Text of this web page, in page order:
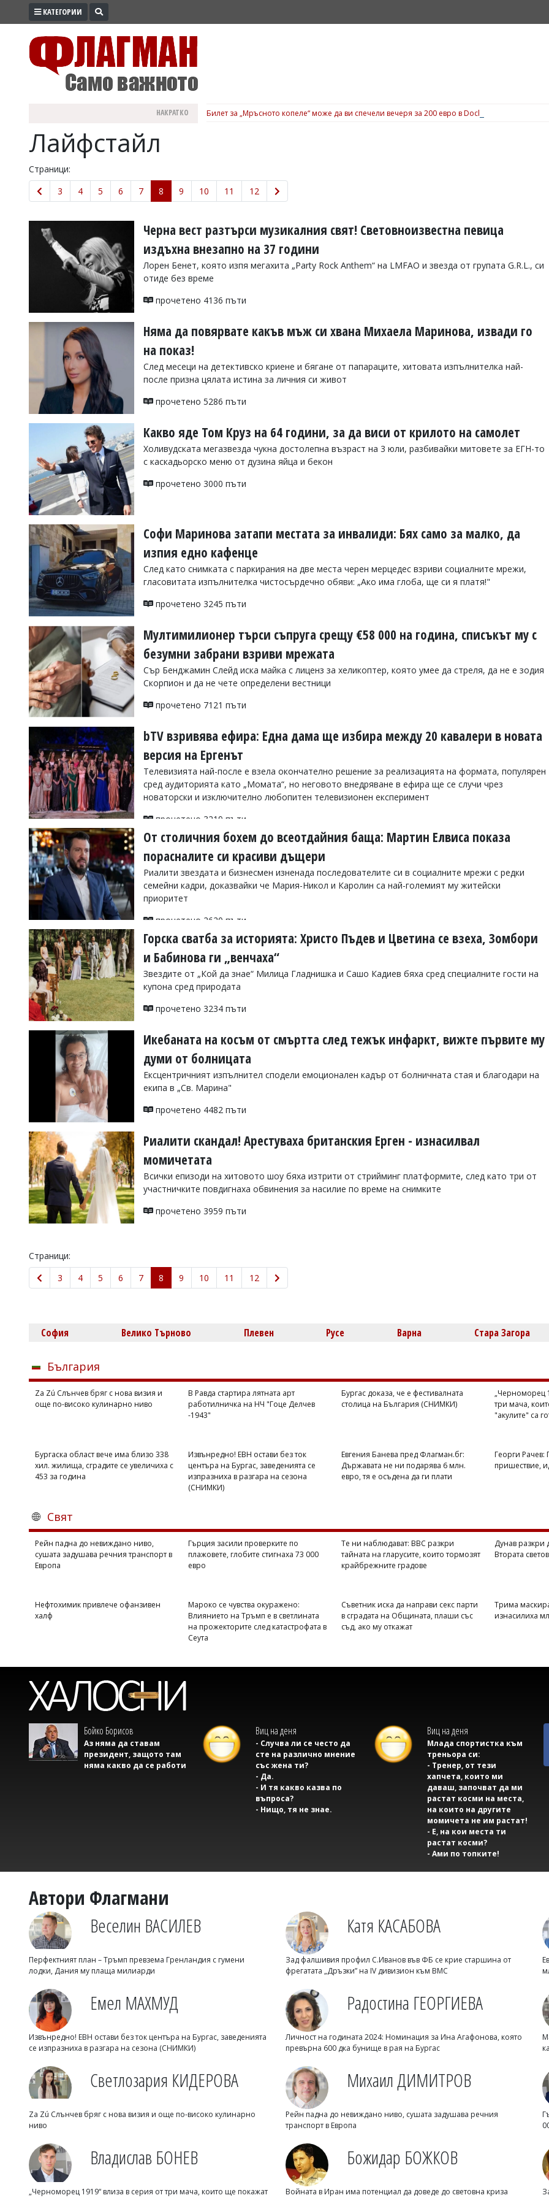
ПРОМО
КУЛТУРА
ЗДРАВЕ
ПОЛИТИКА
ОБЩИНИ
ОБЩЕСТВО
ЛАЙФСТАЙЛ
РАЗСЛЕДВАНЕ
Управители:
k.kassabova@flagman.bg
Главен
редактор:
Колев,
office@flagman.bg
Коментарите
статиите
въвеждат
читателите
редакцията
отговорност
откриете
коментар,
сигнализирайте
КАТЕГОРИИ
НАКРАТКО Билет за „Мръсното копеле“ може да ви спечели вечеря за 200 евро в Dock 5, вижте
Лайфстайл
Страници:
3
4 5 6 7 8 9 10 11 12
Черна вест разтърси музикалния свят! Световноизвестна певица
издъхна внезапно на 37 години
Лорен Бенет, която изпя мегахита „Party Rock Anthem“ на LMFAO и звезда от групата G.R.L., си
отиде без време
прочетено 4136 пъти
Няма да повярвате какъв мъж си хвана Михаела Маринова, извади го
на показ!
След месеци на детективско криене и бягане от папараците, хитовата изпълнителка най-
после призна цялата истина за личния си живот
прочетено 5286 пъти
Какво яде Том Круз на 64 години, за да виси от крилото на самолет
Холивудската мегазвезда чукна достолепна възраст на 3 юли, разбивайки митовете за ЕГН-то
с каскадьорско меню от дузина яйца и бекон
прочетено 3000 пъти
Софи Маринова затапи местата за инвалиди: Бях само за малко, да
изпия едно кафенце
След като снимката с паркирания на две места черен мерцедес взриви социалните мрежи,
гласовитата изпълнителка чистосърдечно обяви: „Ако има глоба, ще си я платя!"
прочетено 3245 пъти
Мултимилионер търси съпруга срещу €58 000 на година, списъкът му с
безумни забрани взриви мрежата
Сър Бенджамин Слейд иска майка с лиценз за хеликоптер, която умее да стреля, да не е зодия
Скорпион и да не чете определени вестници
прочетено 7121 пъти
bTV взривява ефира: Една дама ще избира между 20 кавалери в новата
версия на Ергенът
Телевизията най-после е взела окончателно решение за реализацията на формата, популярен
сред аудиторията като „Момата“, но неговото внедряване в ефира ще се случи чрез
новаторски и изключително любопитен телевизионен експеримент
прочетено 3219 пъти
От столичния бохем до всеотдайния баща: Мартин Елвиса показа
порасналите си красиви дъщери
Риалити звездата и бизнесмен изненада последователите си в социалните мрежи с редки
семейни кадри, доказвайки че Мария-Никол и Каролин са най-големият му житейски
приоритет
прочетено 2620 пъти
Горска сватба за историята: Христо Пъдев и Цветина се взеха, Зомбори
и Бабинова ги „венчаха“
Звездите от „Кой да знае“ Милица Гладнишка и Сашо Кадиев бяха сред специалните гости на
купона сред природата
прочетено 3234 пъти
Икебаната на косъм от смъртта след тежък инфаркт, вижте първите му
думи от болницата
Ексцентричният изпълнител сподели емоционален кадър от болничната стая и благодари на
екипа в „Св. Марина"
прочетено 4482 пъти
Риалити скандал! Арестуваха британския Ерген - изнасилвал
момичетата
Всички епизоди на хитовото шоу бяха изтрити от стрийминг платформите, след като три от
участничките повдигнаха обвинения за насилие по време на снимките
прочетено 3959 пъти
Страници:
3
4 5 6 7 8 9 10 11 12
София Велико Търново Плевен Русе Варна Стара Загора
България
Za Zú Слънчев бряг с нова визия и
още по-високо кулинарно ниво
В Равда стартира лятната арт
работилничка на НЧ "Гоце Делчев
-1943"
Бургас доказа, че е фестивалната
столица на България (СНИМКИ)
„Черноморец
три мача,
"акулите" са
Бургаска област вече има близо 338
хил. жилища, сградите се увеличиха с
453 за година
Извънредно! ЕВН остави без ток
центъра на Бургас, заведенията се
изпразниха в разгара на сезона
(СНИМКИ)
Евгения Банева пред Флагман.бг:
Държавата не ни подарява 6 млн.
евро, тя е осъдена да ги плати
Георги
пришествие,
Свят
Рейн падна до невиждано ниво,
сушата задушава речния транспорт в
Европа
Гърция засили проверките по
плажовете, глобите стигнаха 73 000
евро
Те ни наблюдават: BBC разкри
тайната на гларусите, които тормозят
крайбрежните градове
Дунав разкри
Втората
Нефтохимик привлече офанзивен
халф
Мароко се чувства окуражено:
Влиянието на Тръмп е в светлината
на прожекторите след катастрофата в
Сеута
Съветник иска да направи секс парти
в сградата на Общината, плаши със
съд, ако му откажат
Трима
изнасилиха
Бойко Борисов
Аз няма да ставам
президент, защото там
няма какво да се работи
Виц на деня
- Случва ли се често да
сте на различно мнение
със жена ти?
- Да.
- И тя какво казва по
въпроса?
- Нищо, тя не знае.
Виц на деня
Млада спортистка към
треньора си:
- Тренер, от тези
хапчета, които ми
даваш, започват да ми
растат косми на места,
на които на другите
момичета не им растат!
- Е, на кои места ти
растат косми?
- Ами по топките!
Автори Флагмани
Веселин ВАСИЛЕВ
Перфектният план – Тръмп превзема Гренландия с гумени
лодки, Дания му плаща милиарди
Катя КАСАБОВА
Зад фалшивия профил С.Иванов във ФБ се крие старшина от
фрегатата „Дръзки” на IV дивизион към ВМС
Емел МАХМУД
Извънредно! ЕВН остави без ток центъра на Бургас, заведенията
се изпразниха в разгара на сезона (СНИМКИ)
Радостина ГЕОРГИЕВА
Личност на годината 2024: Номинация за Ина Агафонова, която
превърна 600 дка бунище в рая на Бургас
Светлозария КИДЕРОВА
Za Zú Слънчев бряг с нова визия и още по-високо кулинарно
ниво
Михаил ДИМИТРОВ
Рейн падна до невиждано ниво, сушата задушава речния
транспорт в Европа
Владислав БОНЕВ
„Черноморец 1919“ влиза в серия от три мача, които ще покажат
Божидар БОЖКОВ
Войната в Иран има потенциал да доведе до световна криза